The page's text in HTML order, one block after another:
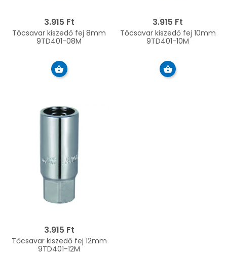
3.915 Ft
Tőcsavar kiszedő fej 8mm
9TD401-08M
3.915 Ft
Tőcsavar kiszedő fej 10mm
9TD401-10M
3.915 Ft
Tőcsavar kiszedő fej 12mm
9TD401-12M